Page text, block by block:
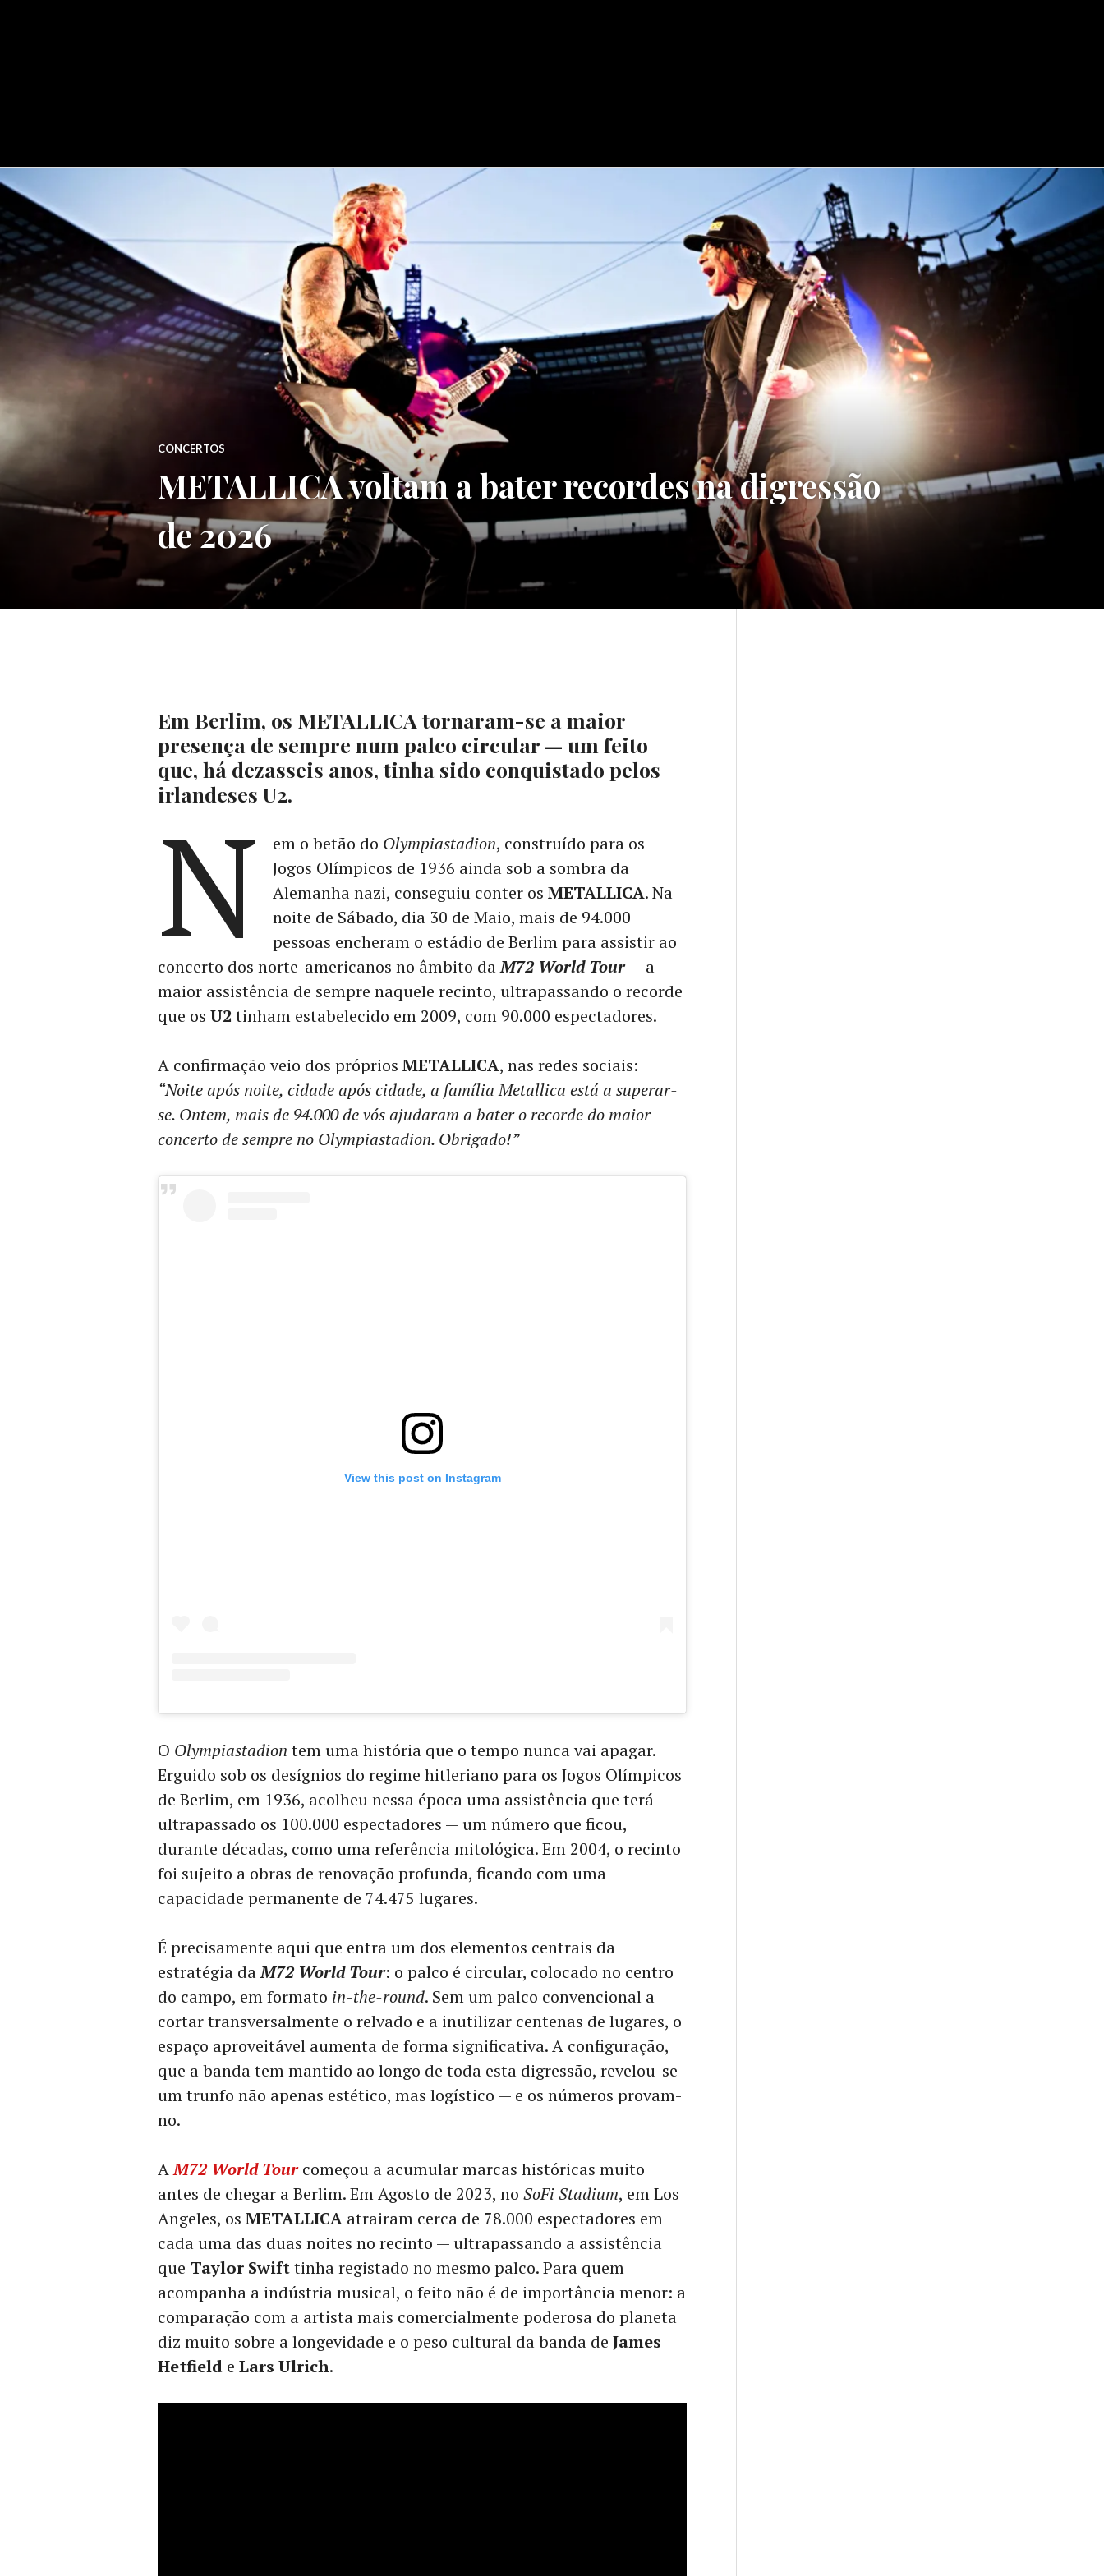
CONCERTOS
METALLICA voltam a bater recordes na digressão
de 2026
Em Berlim, os METALLICA tornaram-se a maior
presença de sempre num palco circular — um feito
que, há dezasseis anos, tinha sido conquistado pelos
irlandeses U2.
N em o betão do Olympiastadion, construído para os
Jogos Olímpicos de 1936 ainda sob a sombra da
Alemanha nazi, conseguiu conter os METALLICA. Na
noite de Sábado, dia 30 de Maio, mais de 94.000
pessoas encheram o estádio de Berlim para assistir ao
concerto dos norte-americanos no âmbito daM72 World Tour— a
maior assistência de sempre naquele recinto, ultrapassando o recorde
que os U2 tinham estabelecido em 2009, com 90.000 espectadores.
A confirmação veio dos próprios METALLICA, nas redes sociais:
“Noite após noite, cidade após cidade, a família Metallica está a superar-
se. Ontem, mais de 94.000 de vós ajudaram a bater o recorde do maior
concerto de sempre no Olympiastadion. Obrigado!”
View this post on Instagram
O Olympiastadion tem uma história que o tempo nunca vai apagar.
Erguido sob os desígnios do regime hitleriano para os Jogos Olímpicos
de Berlim, em 1936, acolheu nessa época uma assistência que terá
ultrapassado os 100.000 espectadores — um número que ficou,
durante décadas, como uma referência mitológica. Em 2004, o recinto
foi sujeito a obras de renovação profunda, ficando com uma
capacidade permanente de 74.475 lugares.
É precisamente aqui que entra um dos elementos centrais da
estratégia daM72 World Tour: o palco é circular, colocado no centro
do campo, em formato in-the-round. Sem um palco convencional a
cortar transversalmente o relvado e a inutilizar centenas de lugares, o
espaço aproveitável aumenta de forma significativa. A configuração,
que a banda tem mantido ao longo de toda esta digressão, revelou-se
um trunfo não apenas estético, mas logístico — e os números provam-
no.
AM72 World Tourcomeçou a acumular marcas históricas muito
antes de chegar a Berlim. Em Agosto de 2023, no SoFi Stadium, em Los
Angeles, os METALLICA atrairam cerca de 78.000 espectadores em
cada uma das duas noites no recinto — ultrapassando a assistência
que Taylor Swifttinha registado no mesmo palco. Para quem
acompanha a indústria musical, o feito não é de importância menor: a
comparação com a artista mais comercialmente poderosa do planeta
diz muito sobre a longevidade e o peso cultural da banda de James
Hetfield e Lars Ulrich.